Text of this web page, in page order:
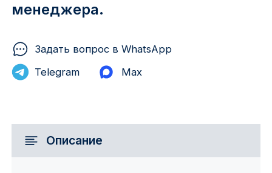
4-й Участок
52127 городок
менеджера.
Задать вопрос в WhatsApp
Telegram
Max
Описание